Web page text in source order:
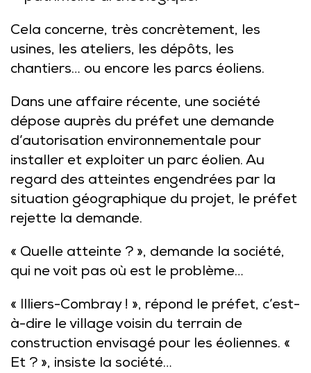
Cela concerne, très concrètement, les
usines, les ateliers, les dépôts, les
chantiers… ou encore les parcs éoliens.
Dans une affaire récente, une société
dépose auprès du préfet une demande
d’autorisation environnementale pour
installer et exploiter un parc éolien. Au
regard des atteintes engendrées par la
situation géographique du projet, le préfet
rejette la demande.
« Quelle atteinte ? », demande la société,
qui ne voit pas où est le problème…
« Illiers-Combray ! », répond le préfet, c’est-
à-dire le village voisin du terrain de
construction envisagé pour les éoliennes. «
Et ? », insiste la société…